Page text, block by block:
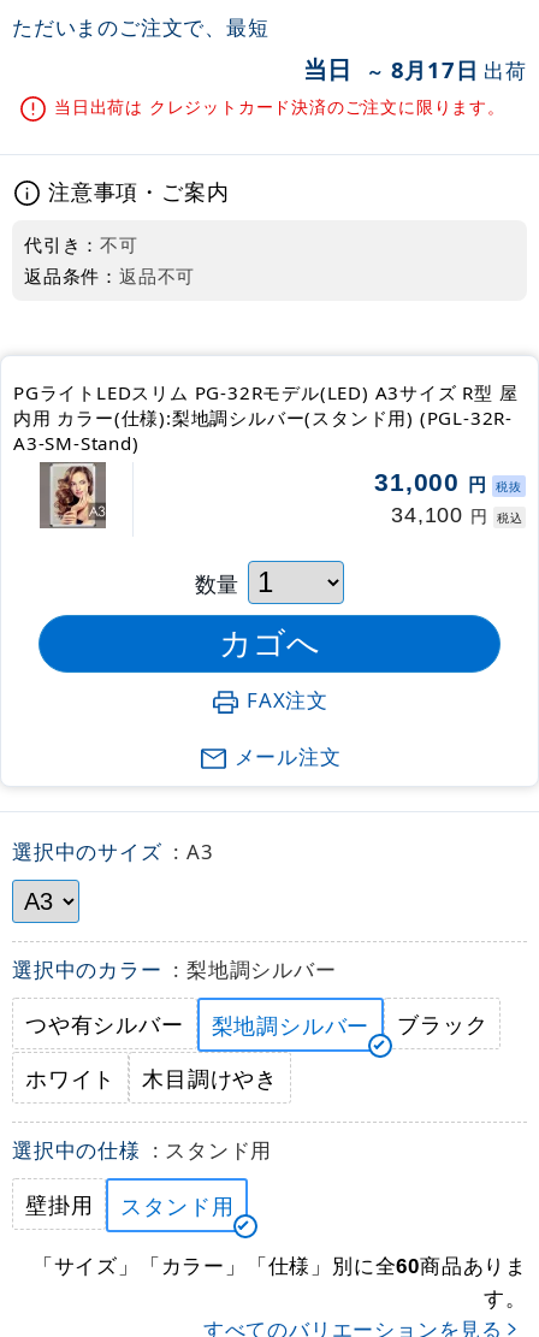
ただいまのご注文で、最短
当日 ～ 8月17日 出荷
当日出荷は クレジットカード決済のご注文に限ります。
注意事項・ご案内
代引き：不可
返品条件： 返品不可
PGライトLEDスリム PG-32Rモデル(LED) A3サイズ R型 屋
内用 カラー(仕様):梨地調シルバー(スタンド用) (PGL-32R-
A3-SM-Stand)
31,000 円 税抜
34,100 円 税込
数量
FAX注文
メール注文
選択中のサイズ : A3
選択中のカラー : 梨地調シルバー
つや有シルバー 梨地調シルバー
ブラック
ホワイト
木目調けやき
選択中の仕様 : スタンド用
壁掛用 スタンド用
「サイズ」「カラー」「仕様」別に全60商品ありま
す。
すべてのバリエーションを見る